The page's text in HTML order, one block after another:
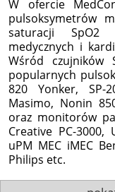
W ofercie
pulsoksymetrów
saturacji SpO2
medycznych i
Wśród czujników
popularnych
820 Yonker, SP-
Masimo, Nonin
oraz monitorów
Creative PC-3000,
uPM MEC iMEC
Philips etc.